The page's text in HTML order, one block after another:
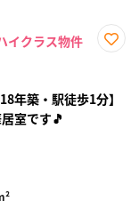
イクラス物件
録
年築・駅徒歩1分】
室です🎵